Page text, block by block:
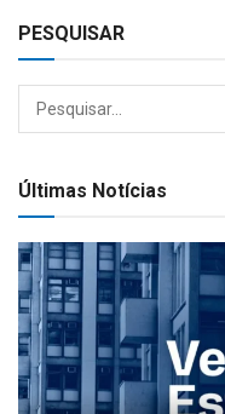
PESQUISAR
Últimas Notícias